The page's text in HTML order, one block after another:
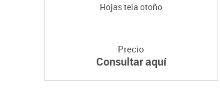
Hojas tela otoño
Precio
Consultar aquí